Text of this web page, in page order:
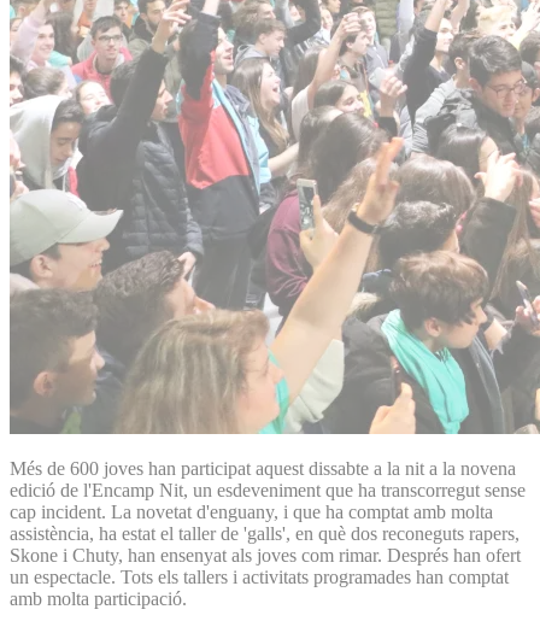
Més de 600 joves han participat aquest dissabte a la nit a la novena
edició de l'Encamp Nit, un esdeveniment que ha transcorregut sense
cap incident. La novetat d'enguany, i que ha comptat amb molta
assistència, ha estat el taller de 'galls', en què dos reconeguts rapers,
Skone i Chuty, han ensenyat als joves com rimar. Després han ofert
un espectacle. Tots els tallers i activitats programades han comptat
amb molta participació.